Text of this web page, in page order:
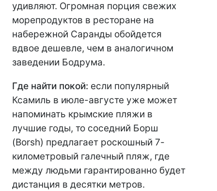
удивляют. Огромная порция свежих
морепродуктов в ресторане на
набережной Саранды обойдется
вдвое дешевле, чем в аналогичном
заведении Бодрума.
Где найти покой: если популярный
Ксамиль в июле-августе уже может
напоминать крымские пляжи в
лучшие годы, то соседний Борш
(Borsh) предлагает роскошный 7-
километровый галечный пляж, где
между людьми гарантированно будет
дистанция в десятки метров.